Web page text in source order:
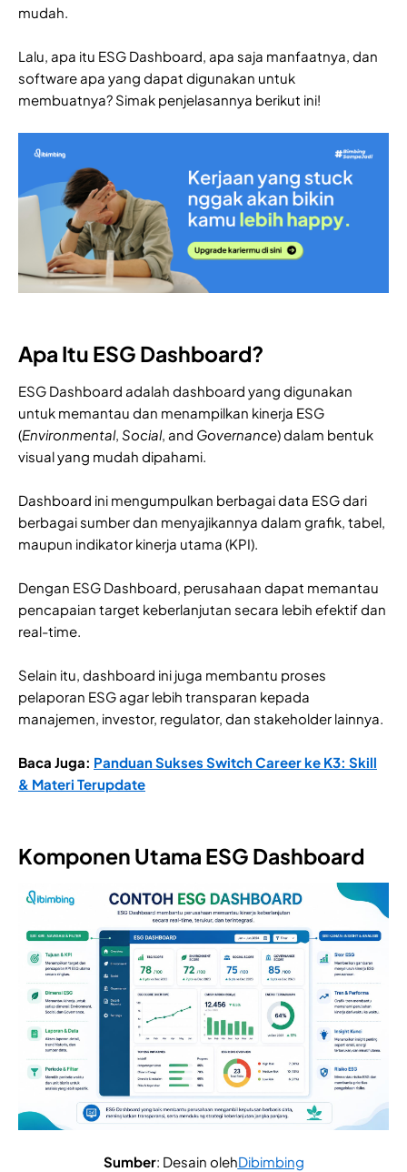
mudah.
Lalu, apa itu ESG Dashboard, apa saja manfaatnya, dan
software apa yang dapat digunakan untuk
membuatnya? Simak penjelasannya berikut ini!
Apa Itu ESG Dashboard?
ESG Dashboard adalah dashboard yang digunakan
untuk memantau dan menampilkan kinerja ESG
(Environmental, Social, and Governance) dalam bentuk
visual yang mudah dipahami.
Dashboard ini mengumpulkan berbagai data ESG dari
berbagai sumber dan menyajikannya dalam grafik, tabel,
maupun indikator kinerja utama (KPI).
Dengan ESG Dashboard, perusahaan dapat memantau
pencapaian target keberlanjutan secara lebih efektif dan
real-time.
Selain itu, dashboard ini juga membantu proses
pelaporan ESG agar lebih transparan kepada
manajemen, investor, regulator, dan stakeholder lainnya.
Baca Juga: Panduan Sukses Switch Career ke K3: Skill
& Materi Terupdate
Komponen Utama ESG Dashboard
Sumber: Desain olehDibimbing